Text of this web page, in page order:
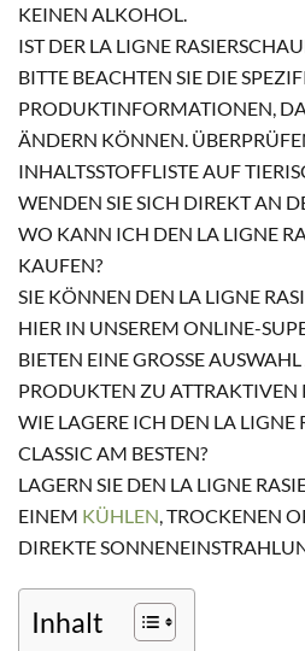
KEINEN ALKOHOL.
IST DER LA LIGNE
BITTE BEACHTEN SIE DIE
PRODUKTINFORMATIONEN,
ÄNDERN KÖNNEN.
INHALTSSTOFFLISTE AUF
WENDEN SIE SICH DIREKT AN
WO KANN ICH DEN LA LIGNE
KAUFEN?
SIE KÖNNEN DEN LA LIGNE
HIER IN UNSEREM ONLINE-
BIETEN EINE GROSSE AUSWAHL
RODUKTEN ZU ATTRAKTIVEN
WIE LAGERE ICH DEN LA LIGNE
CLASSIC AM BESTEN?
LAGERN SIE DEN LA LIGNE
EINEM KÜHLEN , TROCKENEN
DIREKTE
Inhalt